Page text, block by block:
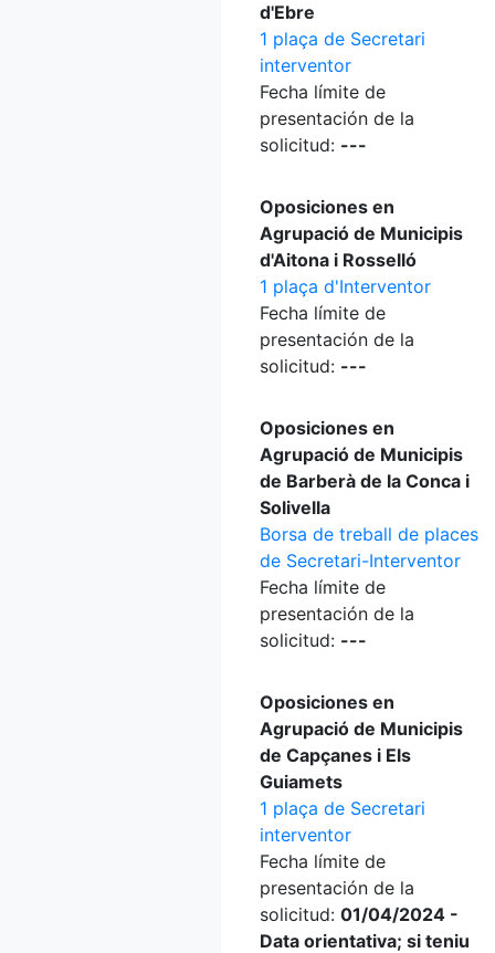
d'Ebre
1 plaça de Secretari
interventor
Fecha límite de
presentación de la
solicitud: ---
Oposiciones en
Agrupació de Municipis
d'Aitona i Rosselló
1 plaça d'Interventor
Fecha límite de
presentación de la
solicitud: ---
Oposiciones en
Agrupació de Municipis
de Barberà de la Conca i
Solivella
Borsa de treball de places
de Secretari-Interventor
Fecha límite de
presentación de la
solicitud: ---
Oposiciones en
Agrupació de Municipis
de Capçanes i Els
Guiamets
1 plaça de Secretari
interventor
Fecha límite de
presentación de la
solicitud: 01/04/2024 -
Data orientativa; si teniu